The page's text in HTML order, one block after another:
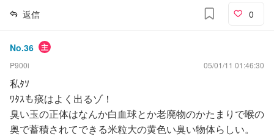
返信 0
No.36 主
P900i 05/01/11 01:46:30
私ﾀｿ
ﾜﾀｽも痰はよく出るゾ！
臭い玉の正体はなんか白血球とか老廃物のかたまりで喉の
奥で蓄積されてできる米粒大の黄色い臭い物体らしい。